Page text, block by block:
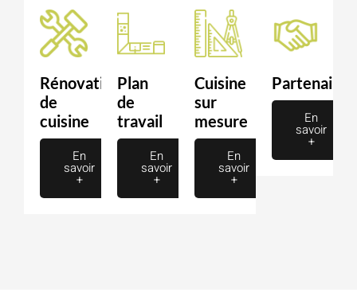
Rénovation
de
cuisine
En
savoir
+
Plan
de
travail
En
savoir
+
Cuisine
sur
mesure
En
savoir
+
Partenaire
En
savoir
+